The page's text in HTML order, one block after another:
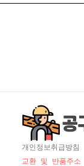
개인정보취급방침
교환 및 반품주